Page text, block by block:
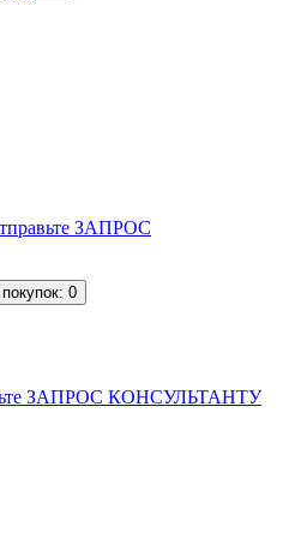
ЗАПРОС
: 0
ЗАПРОС КОНСУЛЬТАНТУ